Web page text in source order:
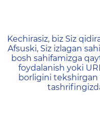
404 —
Kechirasiz, biz Siz
Afsuski, Siz izlagan
bosh sahifamizga
foydalanish yoki
borligini tekshirgan